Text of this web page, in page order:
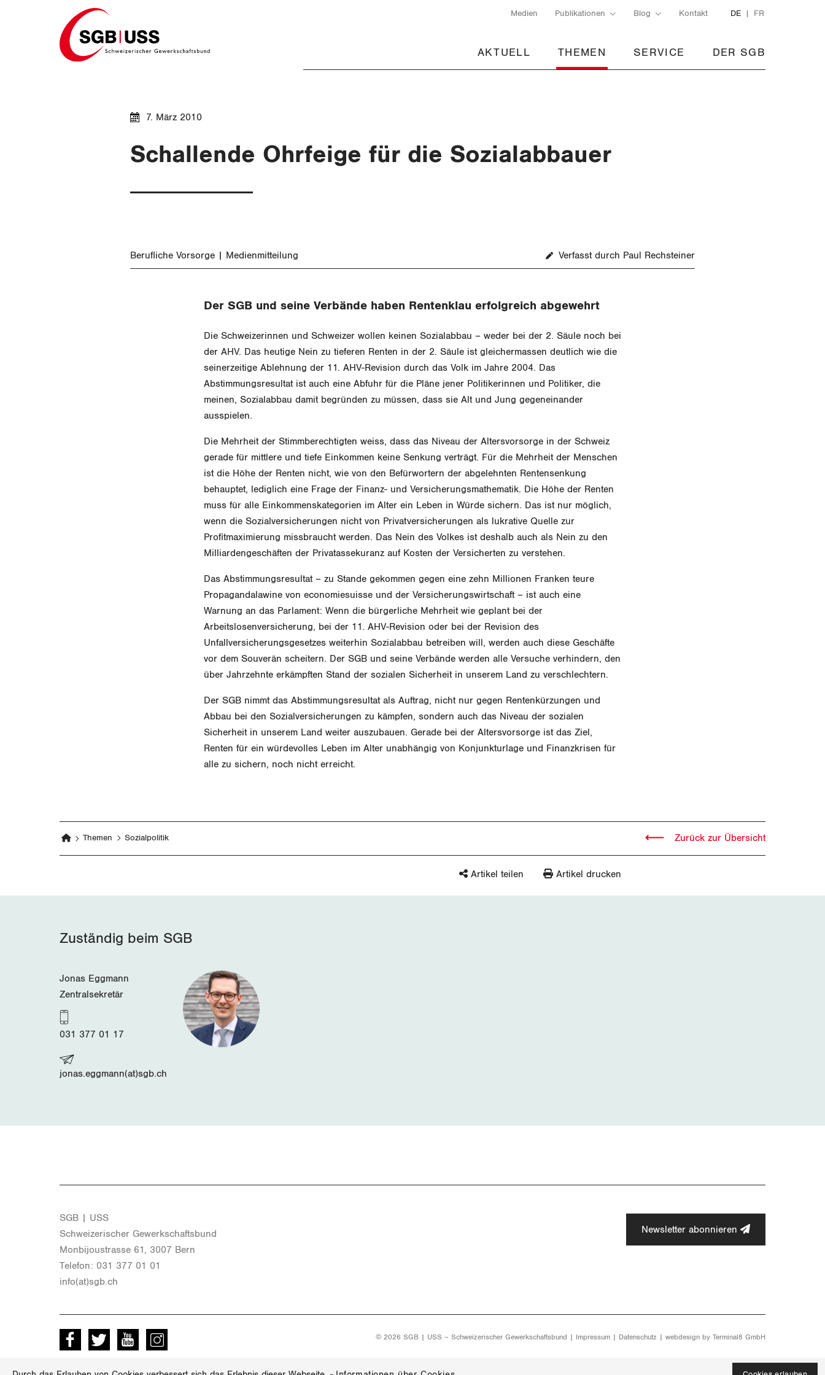
Home Medien Publikationen Blog Kontakt DE FR
AKTUELL THEMEN SERVICE DER SGB
7. März 2010
Schallende Ohrfeige für die Sozialabbauer
Berufliche Vorsorge Medienmitteilung Verfasst durch Paul Rechsteiner
Der SGB und seine Verbände haben Rentenklau erfolgreich abgewehrt
Die Schweizerinnen und Schweizer wollen keinen Sozialabbau – weder bei der 2. Säule noch bei
der AHV. Das heutige Nein zu tieferen Renten in der 2. Säule ist gleichermassen deutlich wie die
seinerzeitige Ablehnung der 11. AHV-Revision durch das Volk im Jahre 2004. Das
Abstimmungsresultat ist auch eine Abfuhr für die Pläne jener Politikerinnen und Politiker, die
meinen, Sozialabbau damit begründen zu müssen, dass sie Alt und Jung gegeneinander
ausspielen.
Die Mehrheit der Stimmberechtigten weiss, dass das Niveau der Altersvorsorge in der Schweiz
gerade für mittlere und tiefe Einkommen keine Senkung verträgt. Für die Mehrheit der Menschen
ist die Höhe der Renten nicht, wie von den Befürwortern der abgelehnten Rentensenkung
behauptet, lediglich eine Frage der Finanz- und Versicherungsmathematik. Die Höhe der Renten
muss für alle Einkommenskategorien im Alter ein Leben in Würde sichern. Das ist nur möglich,
wenn die Sozialversicherungen nicht von Privatversicherungen als lukrative Quelle zur
Profitmaximierung missbraucht werden. Das Nein des Volkes ist deshalb auch als Nein zu den
Milliardengeschäften der Privatassekuranz auf Kosten der Versicherten zu verstehen.
Das Abstimmungsresultat – zu Stande gekommen gegen eine zehn Millionen Franken teure
Propagandalawine von economiesuisse und der Versicherungswirtschaft – ist auch eine
Warnung an das Parlament: Wenn die bürgerliche Mehrheit wie geplant bei der
Arbeitslosenversicherung, bei der 11. AHV-Revision oder bei der Revision des
Unfallversicherungsgesetzes weiterhin Sozialabbau betreiben will, werden auch diese Geschäfte
vor dem Souverän scheitern. Der SGB und seine Verbände werden alle Versuche verhindern, den
über Jahrzehnte erkämpften Stand der sozialen Sicherheit in unserem Land zu verschlechtern.
Der SGB nimmt das Abstimmungsresultat als Auftrag, nicht nur gegen Rentenkürzungen und
Abbau bei den Sozialversicherungen zu kämpfen, sondern auch das Niveau der sozialen
Sicherheit in unserem Land weiter auszubauen. Gerade bei der Altersvorsorge ist das Ziel,
Renten für ein würdevolles Leben im Alter unabhängig von Konjunkturlage und Finanzkrisen für
alle zu sichern, noch nicht erreicht.
Themen Sozialpolitik Zurück zur Übersicht
Artikel teilen Artikel drucken
Zuständig beim SGB
Jonas Eggmann
Zentralsekretär
031 377 01 17
jonas.eggmann(at)sgb.ch
SGB | USS
Schwei­ze­ri­scher Ge­werk­schafts­bund
Mon­bi­joustras­se 61, 3007 Bern
Te­le­fon: 031 377 01 01
info(at)​sgb.​ch
Newsletter abonnieren
Facebook Twitter Youtube instagram © 2026 SGB | USS – Schweizerischer Gewerkschaftsbund | Impressum| Datenschutz | webdesign by Terminal8 GmbH